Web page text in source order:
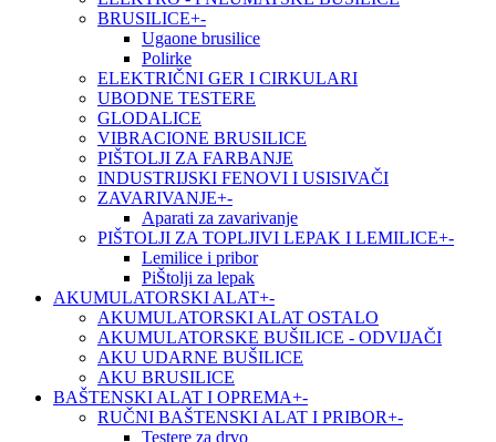
BRUSILICE+-
Ugaone brusilice
Polirke
ELEKTRIČNI GER I CIRKULARI
UBODNE TESTERE
GLODALICE
VIBRACIONE BRUSILICE
PIŠTOLJI ZA FARBANJE
INDUSTRIJSKI FENOVI I USISIVAČI
ZAVARIVANJE+-
Aparati za zavarivanje
PIŠTOLJI ZA TOPLJIVI LEPAK I LEMILICE+-
Lemilice i pribor
PiŠtolji za lepak
AKUMULATORSKI ALAT+-
AKUMULATORSKI ALAT OSTALO
AKUMULATORSKE BUŠILICE - ODVIJAČI
AKU UDARNE BUŠILICE
AKU BRUSILICE
BAŠTENSKI ALAT I OPREMA+-
RUČNI BAŠTENSKI ALAT I PRIBOR+-
Testere za drvo